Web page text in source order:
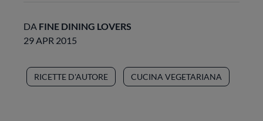
DA FINE DINING LOVERS
29 APR 2015
RICETTE D'AUTORE CUCINA VEGETARIANA